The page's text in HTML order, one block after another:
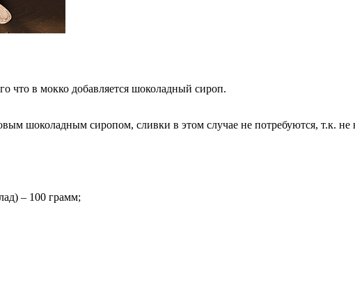
что в мокко добавляется шоколадный сироп.
шоколадным сиропом, сливки в этом случае не потребуются, т.к. не
– 100 грамм;